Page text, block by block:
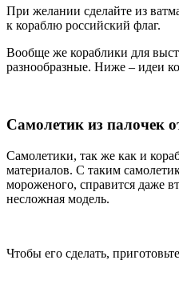
При желании сделайте из
к кораблю российский флаг.
Вообще же кораблики для
разнообразные. Ниже – идеи
Самолетик из палочек
Самолетики, так же как и
материалов. С таким
мороженого, справится даже
несложная модель.
Чтобы его сделать,